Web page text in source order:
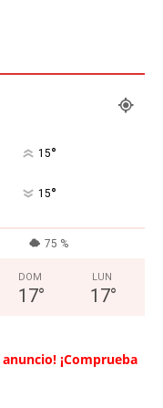
15°
15°
75 %
DOM
17°
LUN
17°
¡Comprueba